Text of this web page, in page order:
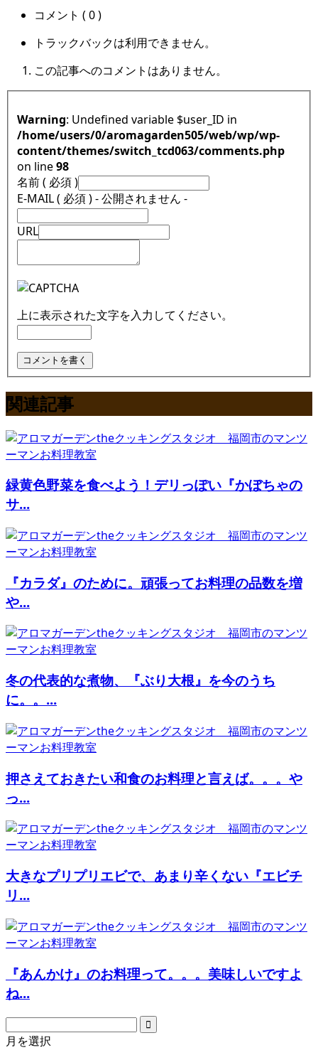
コメント ( 0 )
トラックバックは利用できません。
この記事へのコメントはありません。
Warning : Undefined variable $user_ID in
/home/users/0/aromagarden505/web/wp/wp-
content/themes/switch_tcd063/comments.php
on line98
名前 ( 必須 )
E-MAIL ( 必須 ) - 公開されません -
URL
上に表示された文字を入力してください。
関連記事
緑黄色野菜を食べよう！デリっぽい『かぼちゃの
サ...
『カラダ』のために。頑張ってお料理の品数を増
や...
冬の代表的な煮物、『ぶり大根』を今のうち
に。。...
押さえておきたい和食のお料理と言えば。。。や
っ...
大きなプリプリエビで、あまり辛くない『エビチ
リ...
『あんかけ』のお料理って。。。美味しいですよ
ね...
月を選択